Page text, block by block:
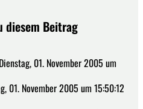
diesem Beitrag
Dienstag, 01. November 2005 um
01. November 2005 um 15:50:12